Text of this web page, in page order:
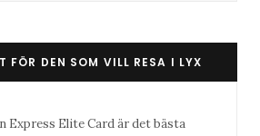
FÖR DEN SOM VILL RESA I LYX
Express Elite Card är det bästa